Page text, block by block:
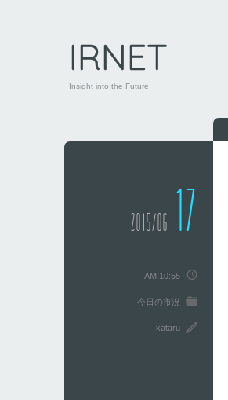
IRNET
Insight into the Future
2015/06 17
AM 10:55
今日の市況
kataru